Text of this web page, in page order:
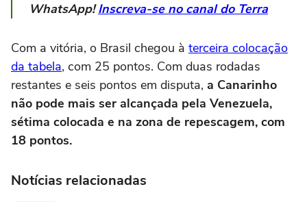
WhatsApp!Inscreva-se no canal do Terra
Com a vitória, o Brasil chegou à terceira colocação
da tabela, com 25 pontos. Com duas rodadas
restantes e seis pontos em disputa, a Canarinho
não pode mais ser alcançada pela Venezuela,
sétima colocada e na zona de repescagem, com
18 pontos.
Notícias relacionadas